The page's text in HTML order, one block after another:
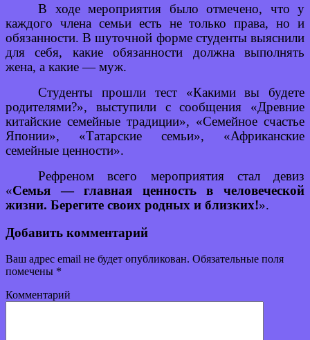
В ходе мероприятия было отмечено, что у
каждого члена семьи есть не только права, но и
обязанности. В шуточной форме студенты выяснили
для себя, какие обязанности должна выполнять
жена, а какие — муж.
Студенты прошли тест «Какими вы будете
родителями?», выступили с сообщения «Древние
китайские семейные традиции», «Семейное счастье
Японии», «Татарские семьи», «Африканские
семейные ценности».
Рефреном всего мероприятия стал девиз
«Семья — главная ценность в человеческой
жизни. Берегите своих родных и близких!».
Добавить комментарий
Ваш адрес email не будет опубликован. Обязательные поля
помечены *
Комментарий